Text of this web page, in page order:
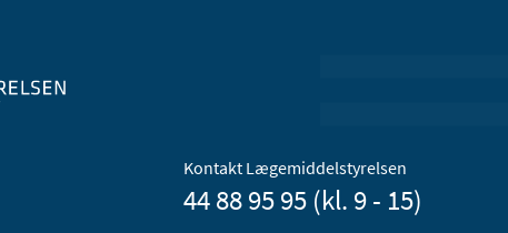
Kontakt Lægemiddelstyrelsen
44 88 95 95 (kl. 9 - 15)